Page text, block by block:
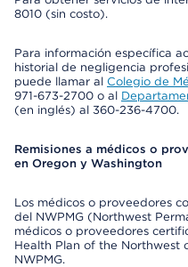
8010 (sin costo).
Para información específica
historial de negligencia
puede llamar al Colegio de
971-673-2700 o al
(en inglés) al 360-236-4700.
Remisiones a médicos o
en Oregon y Washington
Los médicos o proveedores
del NWPMG (Northwest
médicos o proveedores
Health Plan of the Northwest
NWPMG.